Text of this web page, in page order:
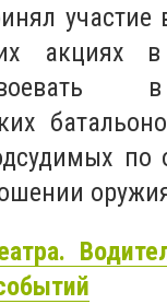
участие
акциях
по